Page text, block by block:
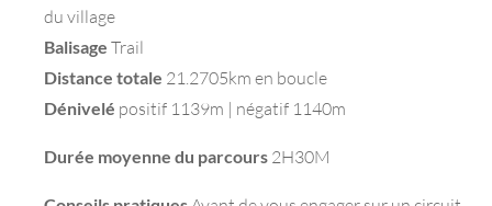
du village
Balisage Trail
Distance totale 21.2705km en boucle
Dénivelé positif 1139m | négatif 1140m
Durée moyenne du parcours 2H30M